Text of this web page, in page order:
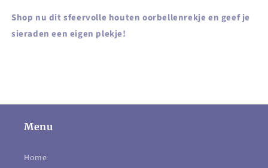
Shop nu dit sfeervolle houten oorbellenrekje en geef je
sieraden een eigen plekje!
Menu
Home